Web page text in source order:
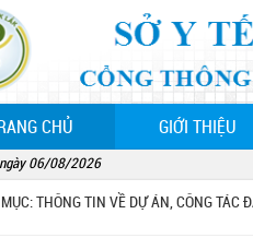
CHỦ(CURRENT) GIỚI THIỆU
06/08/2026
THÔNG TIN VỀ DỰ ÁN, CÔNG TÁC